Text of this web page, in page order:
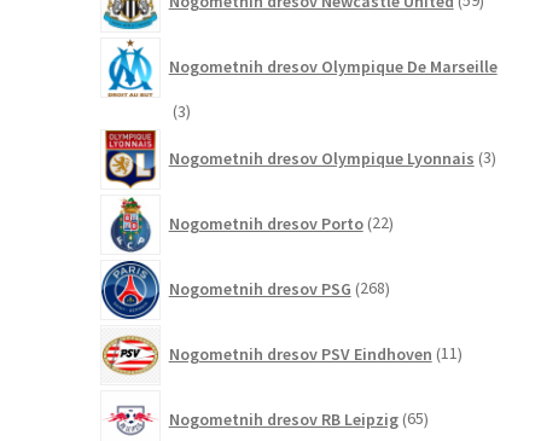
izdelkov
Nogometnih dresov Olympique De Marseille
33
Nogometnih dresov Olympique Lyonnais 3izdelki
Nogometnih dresov Porto 22izdelkov
Nogometnih dresov PSG 268izdelkov
Nogometnih dresov PSV Eindhoven 11izdelkov
Nogometnih dresov RB Leipzig 65izdelkov